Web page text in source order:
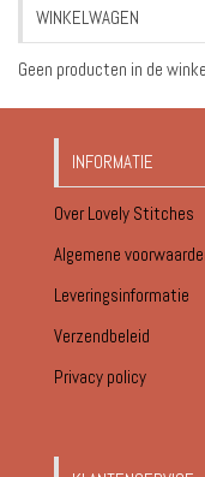
€18.95
WINKELWAGEN
Geen producten in de
INFORMATIE
Over Lovely Stitches
Algemene
Leveringsinformatie
Verzendbeleid
Privacy policy